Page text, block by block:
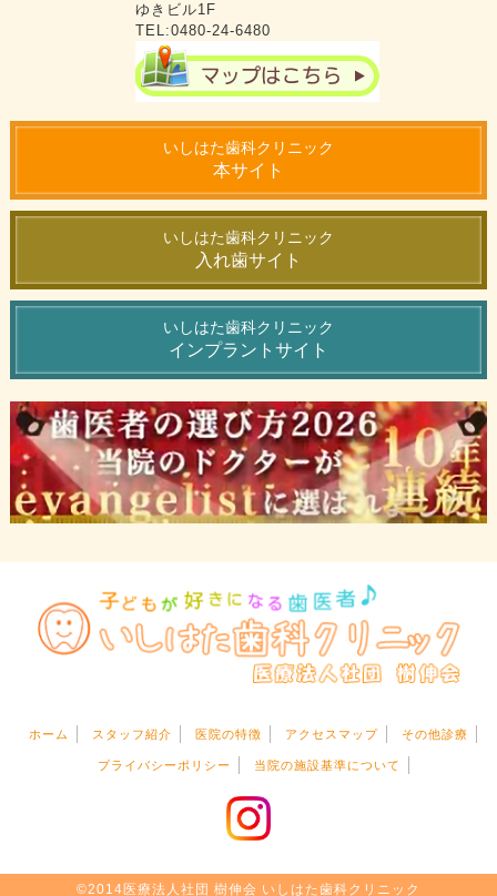
ゆきビル1F
TEL:0480-24-6480
いしはた歯科クリニック
本サイト
いしはた歯科クリニック
入れ歯サイト
いしはた歯科クリニック
インプラントサイト
ホーム スタッフ紹介 医院の特徴 アクセスマップ その他診療
プライバシーポリシー 当院の施設基準について
©2014医療法人社団 樹伸会 いしはた歯科クリニック